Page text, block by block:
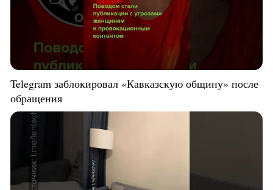
Telegram заблокировал «Кавказскую общину» после
обращения